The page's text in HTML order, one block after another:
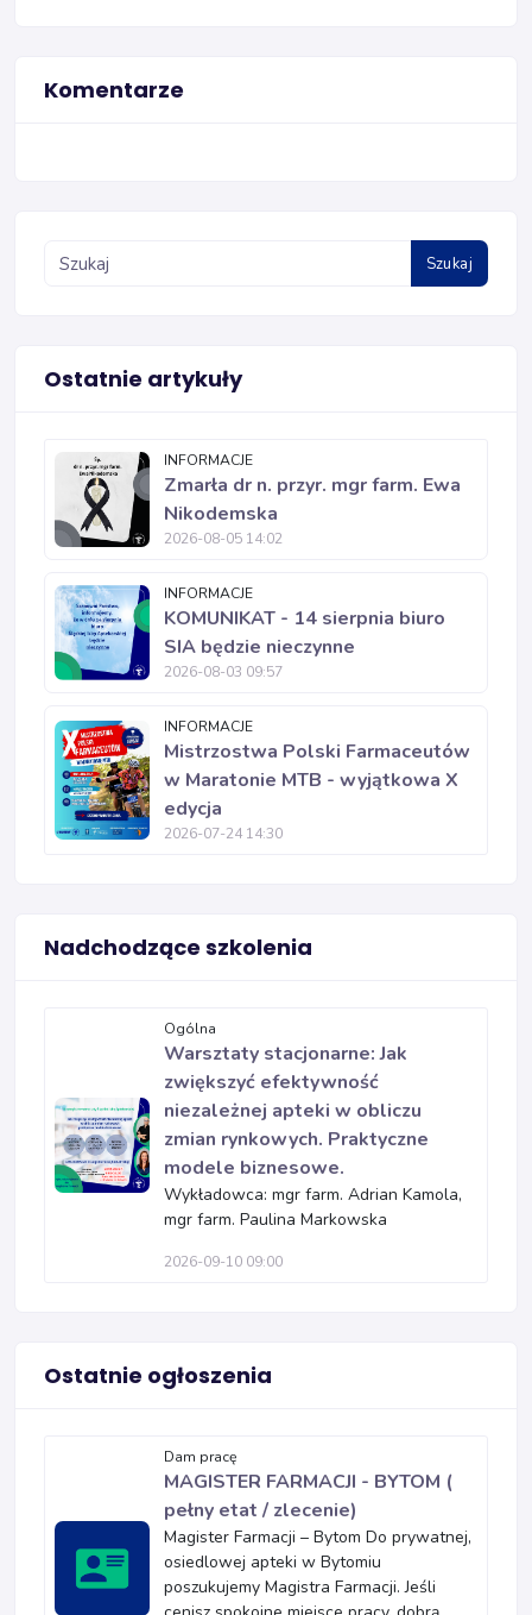
Komentarze
Szukaj
Ostatnie artykuły
INFORMACJE
Zmarła dr n. przyr. mgr farm. Ewa
Nikodemska
2026-08-05 14:02
INFORMACJE
KOMUNIKAT - 14 sierpnia biuro
SIA będzie nieczynne
2026-08-03 09:57
INFORMACJE
Mistrzostwa Polski Farmaceutów
w Maratonie MTB - wyjątkowa X
edycja
2026-07-24 14:30
Nadchodzące szkolenia
Ogólna
Warsztaty stacjonarne: Jak
zwiększyć efektywność
niezależnej apteki w obliczu
zmian rynkowych. Praktyczne
modele biznesowe.
Wykładowca: mgr farm. Adrian Kamola,
mgr farm. Paulina Markowska
2026-09-10 09:00
Ostatnie ogłoszenia
Dam pracę
MAGISTER FARMACJI - BYTOM (
pełny etat / zlecenie)
Magister Farmacji – Bytom Do prywatnej,
osiedlowej apteki w Bytomiu
poszukujemy Magistra Farmacji. Jeśli